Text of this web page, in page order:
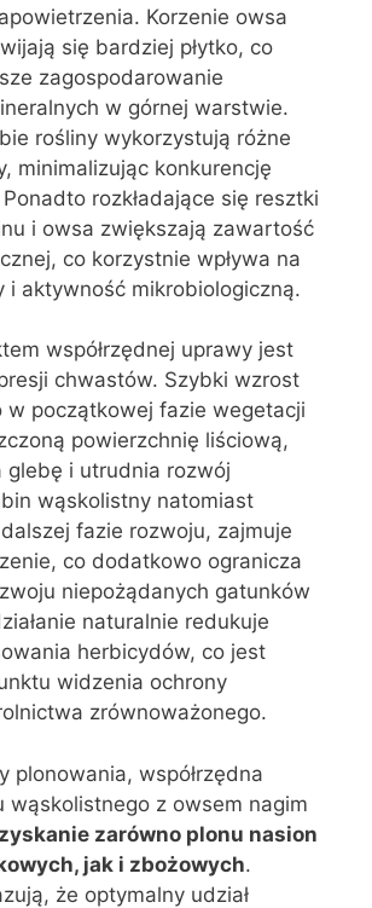
Korzenie owsa
się bardziej płytko, co
zagospodarowanie
w górnej warstwie.
rośliny wykorzystują różne
minimalizując konkurencję
rozkładające się resztki
i owsa zwiększają zawartość
co korzystnie wpływa na
i aktywność mikrobiologiczną.
współrzędnej uprawy jest
chwastów. Szybki wzrost
w początkowej fazie wegetacji
powierzchnię liściową,
glebę i utrudnia rozwój
wąskolistny natomiast
fazie rozwoju, zajmuje
co dodatkowo ogranicza
niepożądanych gatunków
naturalnie redukuje
herbicydów, co jest
widzenia ochrony
zrównoważonego.
plonowania, współrzędna
wąskolistnego z owsem nagim
zarówno plonu nasion
jak i zbożowych.
że optymalny udział